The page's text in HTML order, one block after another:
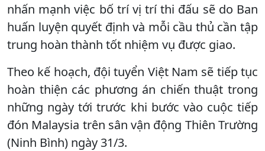
nhấn mạnh việc bố trí vị trí thi đấu sẽ do Ban
huấn luyện quyết định và mỗi cầu thủ cần tập
trung hoàn thành tốt nhiệm vụ được giao.
Theo kế hoạch, đội tuyển Việt Nam sẽ tiếp tục
hoàn thiện các phương án chiến thuật trong
những ngày tới trước khi bước vào cuộc tiếp
đón Malaysia trên sân vận động Thiên Trường
(Ninh Bình) ngày 31/3.